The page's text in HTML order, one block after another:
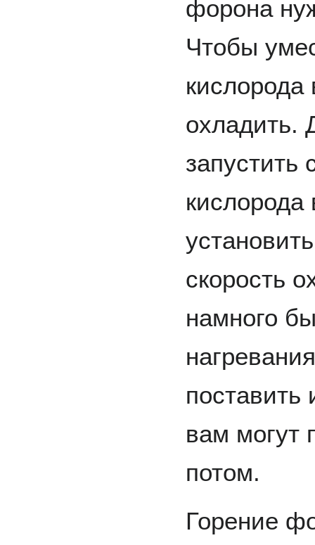
форона
Чтобы
кислорода
охладить.
запустить
кислорода
скорость
намного
поставить
вам могут
потом.
Горение